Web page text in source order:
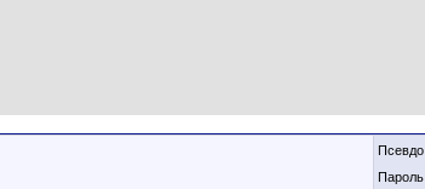
Псевдо
Пароль